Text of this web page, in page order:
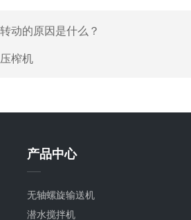
动的原因是什么？
榨机
产品中心
无轴螺旋输送机
潜水搅拌机